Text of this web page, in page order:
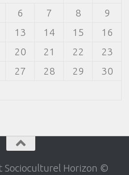
6 7 8
9
13 14 15
16
20 21 22
23
27 28 29
30
Socioculturel Horizon ©